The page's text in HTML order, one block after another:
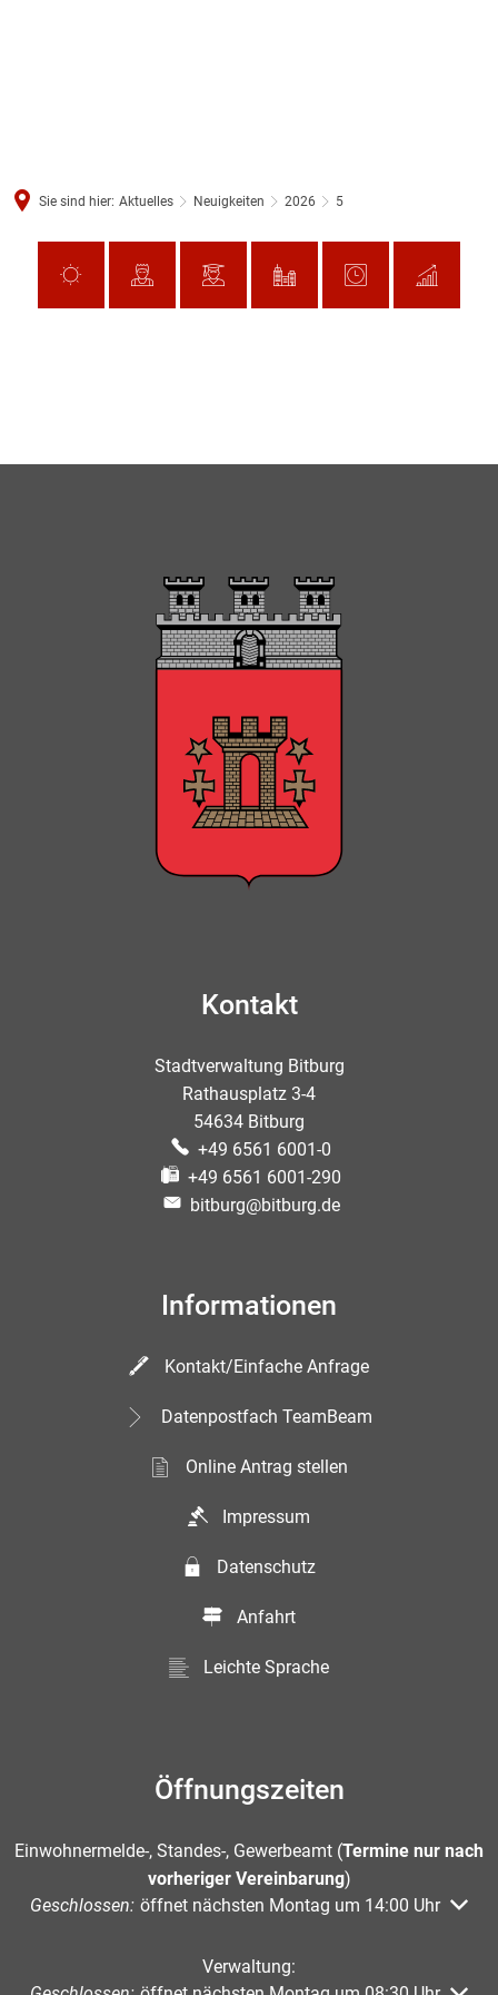
Sie sind hier: Aktuelles Neuigkeiten 2026 5
Kontakt
Stadtverwaltung Bitburg
Rathausplatz 3-4
54634 Bitburg
+49 6561 6001-0
+49 6561 6001-290
bitburg@bitburg.de
Informationen
Kontakt/Einfache Anfrage
Datenpostfach TeamBeam
Online Antrag stellen
Impressum
Datenschutz
Anfahrt
Leichte Sprache
Öffnungszeiten
Einwohnermelde-, Standes-, Gewerbeamt (Termine nur nach
vorheriger Vereinbarung)
Klicken, um weitere Öffnungs- oder Schließzeiten
Geschlossen: öffnet nächsten Montag um 14:00 Uhr
Verwaltung: